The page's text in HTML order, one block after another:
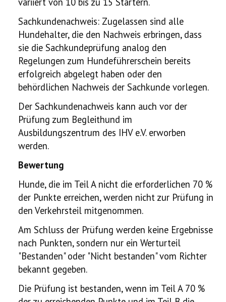
Sachkundenachweis: Zugelassen sind alle
Hundehalter, die den Nachweis erbringen, dass
sie die Sachkundeprüfung analog den
Regelungen zum Hundeführerschein bereits
erfolgreich abgelegt haben oder den
behördlichen Nachweis der Sachkunde vorlegen.
Der Sachkundenachweis kann auch vor der
Prüfung zum Begleithund im
Ausbildungszentrum des IHV e.V. erworben
werden.
Bewertung
Hunde, die im Teil A nicht die erforderlichen 70 %
der Punkte erreichen, werden nicht zur Prüfung in
den Verkehrsteil mitgenommen.
Am Schluss der Prüfung werden keine Ergebnisse
nach Punkten, sondern nur ein Werturteil
"Bestanden" oder "Nicht bestanden" vom Richter
bekannt gegeben.
Die Prüfung ist bestanden, wenn im Teil A 70 %